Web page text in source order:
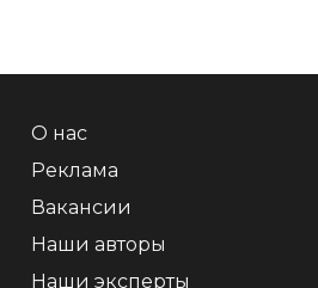
О нас
Реклама
Вакансии
Наши авторы
Наши эксперты